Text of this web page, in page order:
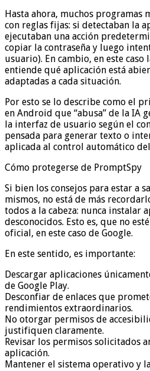
Hasta ahora, muchos programas
con reglas fijas: si detectaban la
ejecutaban una acción
copiar la contraseña y luego
usuario). En cambio, en este caso
entiende qué aplicación está
adaptadas a cada situación.
Por esto se lo describe como el
en Android que “abusa” de la IA
la interfaz de usuario según el
pensada para generar texto o
aplicada al control automático
Cómo protegerse de PromptSpy
Si bien los consejos para estar a
mismos, no está de más
todos a la cabeza: nunca instalar
desconocidos. Esto es, que no
oficial, en este caso de Google.
En este sentido, es importante:
Descargar aplicaciones
de Google Play.
Desconfiar de enlaces que
rendimientos extraordinarios.
No otorgar permisos de
justifiquen claramente.
Revisar los permisos solicitados
aplicación.
Mantener el sistema operativo y